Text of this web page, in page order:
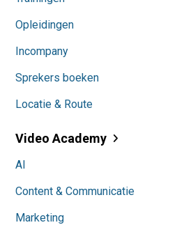
Opleidingen
Incompany
Sprekers boeken
Locatie & Route
Video Academy
AI
Content & Communicatie
Marketing